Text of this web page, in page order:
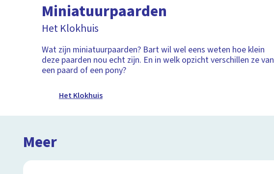
Miniatuurpaarden
Het Klokhuis
Wat zijn miniatuurpaarden? Bart wil wel eens weten hoe klein
deze paarden nou echt zijn. En in welk opzicht verschillen ze van
een paard of een pony?
Het Klokhuis
Meer